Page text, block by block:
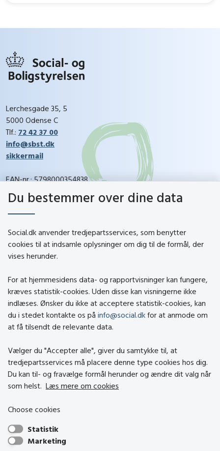
Lerchesgade 35, 5
5000 Odense C
Tlf.: 72 42 37 00
info@sbst.dk
sikkermail
EAN-nr.: 5798000354838
CVR-nr.: 26144698
Kontakt
About social.dk
Tilgængelighedserklæring
Om brugen af cookies
Besøg også
Socialministeriet
Hjælpemiddelbasen
Center mod Menneskehandel
Du bestemmer over dine data
Social.dk anvender tredjepartsservices, som benytter
cookies til at indsamle oplysninger om dig til de formål, der
vises herunder.
For at hjemmesidens data- og rapportvisninger kan fungere,
kræves statistik-cookies. Uden disse kan visningerne ikke
indlæses. Ønsker du ikke at acceptere statistik-cookies, kan
du i stedet kontakte os på info@social.dk for at anmode om
at få tilsendt de relevante data.
Vælger du "Accepter alle", giver du samtykke til, at
tredjepartsservices må placere denne type cookies hos dig.
Du kan til- og fravælge formål herunder og ændre dit valg når
som helst. Læs mere om cookies
Choose cookies
Statistik
Marketing